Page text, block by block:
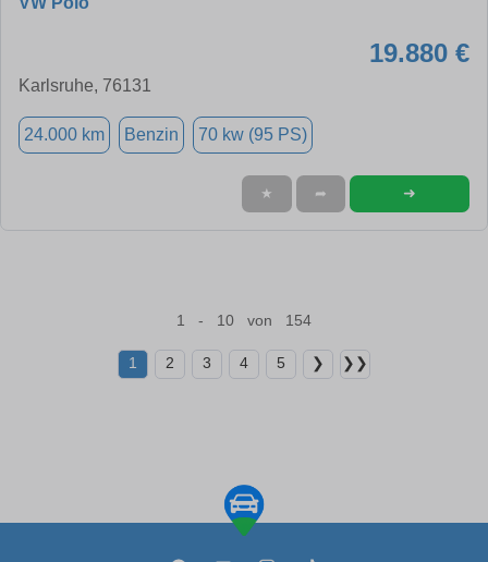
19.880 €
Karlsruhe, 76131
24.000 km Benzin 70 kw (95 PS)
★ ➦ ➜
1 - 10 von 154
1 2 3 4 5 ❯ ❯❯